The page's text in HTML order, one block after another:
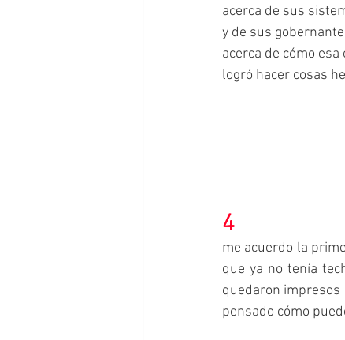
acerca de sus
y de sus
acerca de cómo
logró hacer cosas
4
me acuerdo la
que ya no tenía
quedaron impresos
pensado cómo